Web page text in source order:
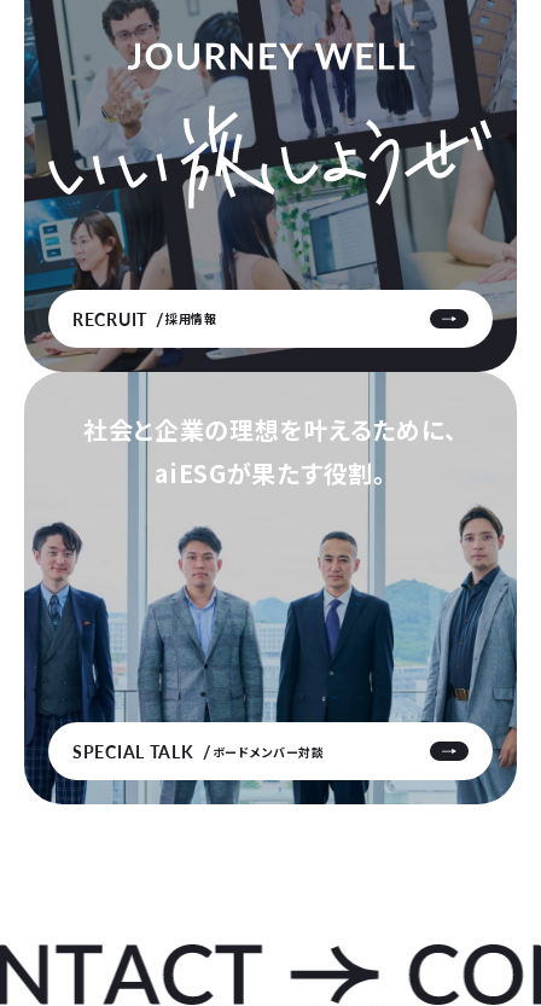
RECRUIT 採用情報
社会と企業の理想を叶えるために、
aiESGが果たす役割。
SPECIAL TALK ボードメンバー対談